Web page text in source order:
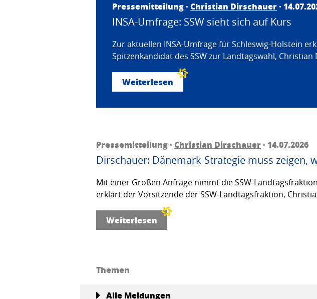
Pressemitteilung · Christian Dirschauer·
INSA-Umfrage: SSW sieht sich auf Kurs
Zur aktuellen INSA-Umfrage für Schleswig-Holstein
Spitzenkandidat des SSW zur Landtagswahl, Christian
Weiterlesen
Pressemitteilung · Christian Dirschauer· 14.07.2026
Dirschauer: Dänemark-Strategie muss zeigen,
Mit einer Großen Anfrage nimmt die SSW-
erklärt der Vorsitzende der SSW-Landtagsfraktion,
Weiterlesen
Themen
Alle Meldungen